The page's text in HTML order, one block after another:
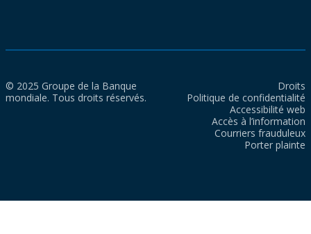
© 2025 Groupe de la Banque
mondiale. Tous droits réservés.
Droits
Politique de confidentialité
Accessibilité web
Accès à l’information
Courriers frauduleux
Porter plainte